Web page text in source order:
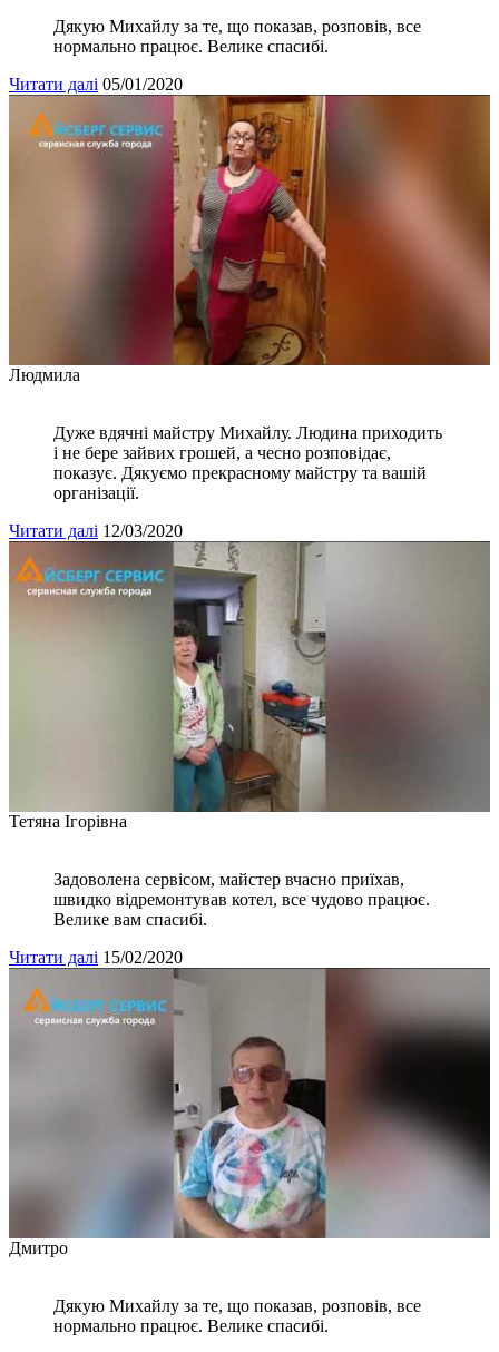
Дякую Михайлу за те, що показав, розповів, все
нормально працює. Велике спасибі.
Читати далі 05/01/2020
Людмила
Дуже вдячні майстру Михайлу. Людина приходить
і не бере зайвих грошей, а чесно розповідає,
показує. Дякуємо прекрасному майстру та вашій
організації.
Читати далі 12/03/2020
Тетяна Ігорівна
Задоволена сервісом, майстер вчасно приїхав,
швидко відремонтував котел, все чудово працює.
Велике вам спасибі.
Читати далі 15/02/2020
Дмитро
Дякую Михайлу за те, що показав, розповів, все
нормально працює. Велике спасибі.